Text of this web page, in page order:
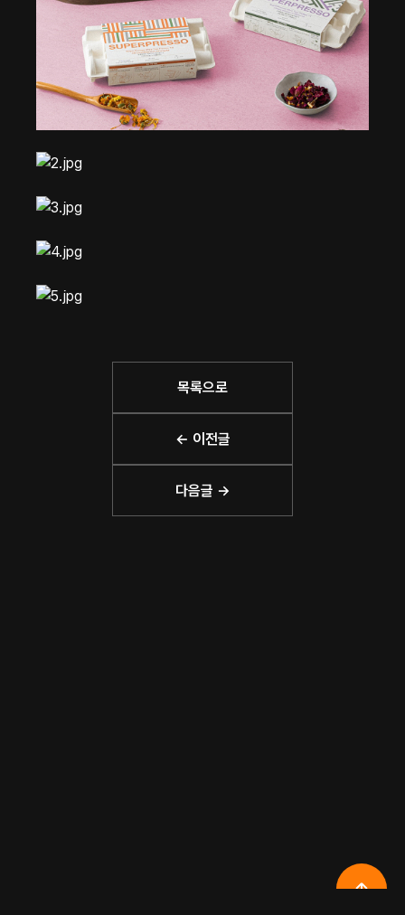
목록으로
← 이전글
다음글 →